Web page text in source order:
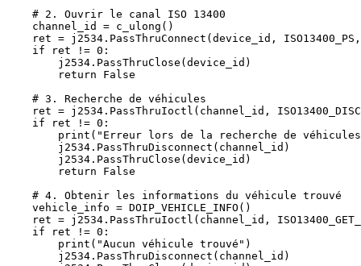
    # 2. Ouvrir le canal ISO 13400
    channel_id = c_ulong()
ret = j2534.PassThruConnect(device_id,
    if ret != 0:
        j2534.PassThruClose(device_id)
        return False
    # 3. Recherche de véhicules
ret = j2534.PassThruIoctl(channel_id,
    if ret != 0:
print("Erreur lors de la recherche de
        j2534.PassThruDisconnect(channel_id)
        j2534.PassThruClose(device_id)
        return False
    # 4. Obtenir les informations du véhicule trouvé
    vehicle_info = DOIP_VEHICLE_INFO()
ret = j2534.PassThruIoctl(channel_id,
    if ret != 0:
        print("Aucun véhicule trouvé")
        j2534.PassThruDisconnect(channel_id)